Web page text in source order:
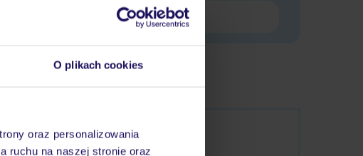
O plikach cookies
oraz personalizowania
ruchu na naszej stronie oraz